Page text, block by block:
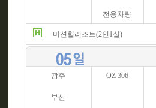
전용차량
미션힐리조트(2인1실)
광주
부산
OZ 306